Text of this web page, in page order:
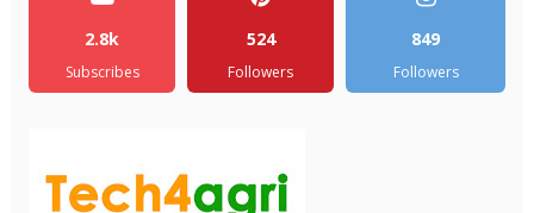
2.8k
Subscribes
524
Followers
849
Followers